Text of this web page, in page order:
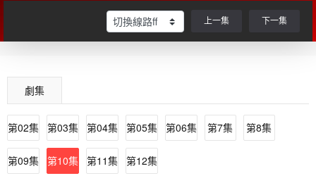
上一集 下一集
劇集
第02集 第03集 第04集 第05集 第06集 第7集 第8集
第09集 第10集 第11集 第12集